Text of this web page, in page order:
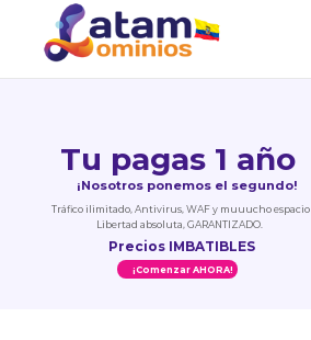
¡Nosotros ponemos el segundo!
Precios IMBATIBLES
Tu pagas 1 año
Tráfico ilimitado, Antivirus, WAF y muuucho espacio
Libertad absoluta, GARANTIZADO.
¡Comenzar AHORA!